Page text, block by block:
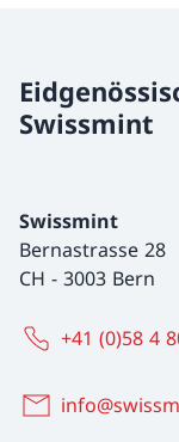
Swissmint
Swissmint
Bernastrasse 28
CH - 3003 Bern
+41 (0)58 4